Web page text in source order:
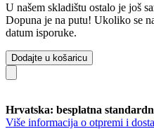
U našem skladištu ostalo je još
Dopuna je na putu! Ukoliko se
datum isporuke.
Dodajte u košaricu
Hrvatska: besplatna
Više informacija o otpremi i